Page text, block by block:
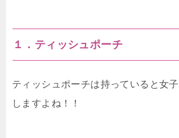
１．ティッシュポーチ
ティッシュポーチは持っていると女
しますよね！！